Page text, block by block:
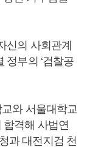
신의 사회관계
정부의 ‘검찰공
와 서울대학교
합격해 사법연
과 대전지검 천